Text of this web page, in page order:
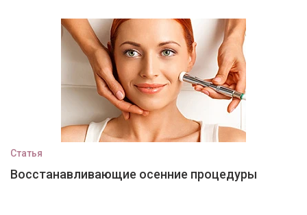
Статья
Восстанавливающие осенние процедуры